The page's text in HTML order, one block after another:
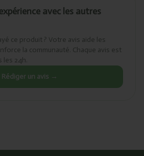
avec les autres
ce produit ? Votre avis aide les
la communauté. Chaque avis est
24h.
Rédiger un avis →